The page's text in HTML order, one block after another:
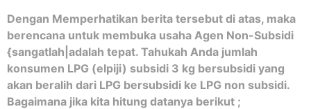
Dengan Memperhatikan berita tersebut di atas, maka
berencana untuk membuka usaha Agen Non-Subsidi
{sangatlah|adalah tepat. Tahukah Anda jumlah
konsumen LPG (elpiji) subsidi 3 kg bersubsidi yang
akan beralih dari LPG bersubsidi ke LPG non subsidi.
Bagaimana jika kita hitung datanya berikut ;